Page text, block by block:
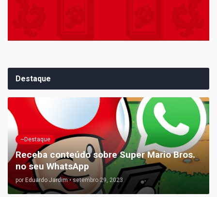
Destaque
~Destaque
Receba conteúdo sobre Super Mario Bros.
no seu WhatsApp
por Eduardo Jardim • setembro 29, 2023